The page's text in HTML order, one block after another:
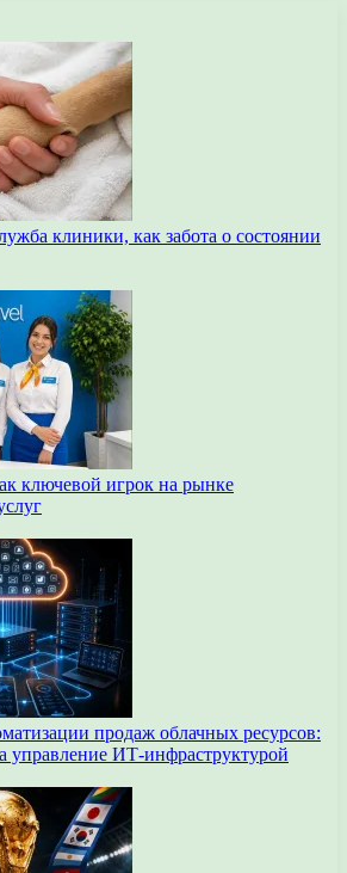
клиники, как забота о состоянии
ключевой игрок на рынке
продаж облачных ресурсов:
управление ИТ-инфраструктурой